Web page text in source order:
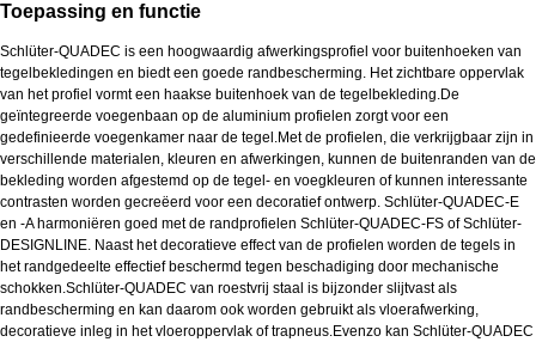
Toepassing en functie
Schlüter-QUADEC is een hoogwaardig afwerkingsprofiel voor buitenhoeken van
tegelbekledingen en biedt een goede randbescherming. Het zichtbare oppervlak
van het profiel vormt een haakse buitenhoek van de tegelbekleding.De
geïntegreerde voegenbaan op de aluminium profielen zorgt voor een
gedefinieerde voegenkamer naar de tegel.Met de profielen, die verkrijgbaar zijn in
verschillende materialen, kleuren en afwerkingen, kunnen de buitenranden van de
bekleding worden afgestemd op de tegel- en voegkleuren of kunnen interessante
contrasten worden gecreëerd voor een decoratief ontwerp. Schlüter-QUADEC-E
en -A harmoniëren goed met de randprofielen Schlüter-QUADEC-FS of Schlüter-
DESIGNLINE. Naast het decoratieve effect van de profielen worden de tegels in
het randgedeelte effectief beschermd tegen beschadiging door mechanische
schokken.Schlüter-QUADEC van roestvrij staal is bijzonder slijtvast als
randbescherming en kan daarom ook worden gebruikt als vloerafwerking,
decoratieve inleg in het vloeroppervlak of trapneus.Evenzo kan Schlüter-QUADEC